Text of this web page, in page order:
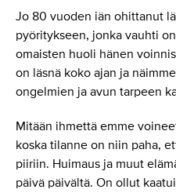
Jo 80 vuoden iän ohittanut
pyöritykseen, jonka vauhti
omaisten huoli hänen
on läsnä koko ajan ja
ongelmien ja avun tarpeen
Mitään ihmettä emme
koska tilanne on niin paha,
piiriin. Huimaus ja muut
päivä päivältä. On ollut